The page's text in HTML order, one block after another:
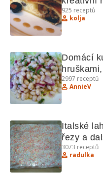
925 receptů
kolja
Domácí
2997 receptů
AnnieV
Italské
řezy a
3073 receptů
radulka